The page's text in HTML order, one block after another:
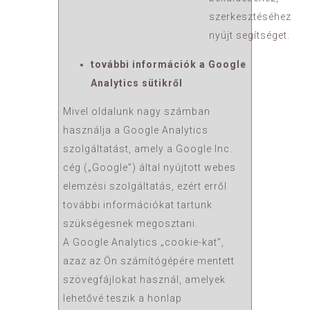
szerkesztéséhez
nyújt segítséget.
további információk a Google
Analytics sütikről
Mivel oldalunk nagy számban
használja a Google Analytics
szolgáltatást, amely a Google Inc.
cég („Google”) által nyújtott webes
elemzési szolgáltatás, ezért erről
további információkat tartunk
szükségesnek megosztani.
A Google Analytics „cookie-kat”,
azaz az Ön számítógépére mentett
szövegfájlokat használ, amelyek
lehetővé teszik a honlap